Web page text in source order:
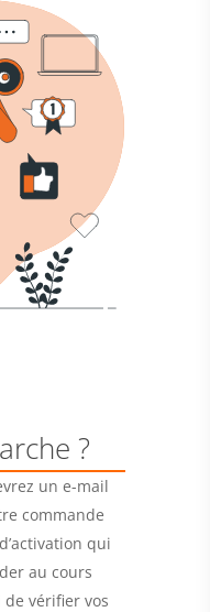
?
un e-mail
commande
qui
au cours
vérifier vos